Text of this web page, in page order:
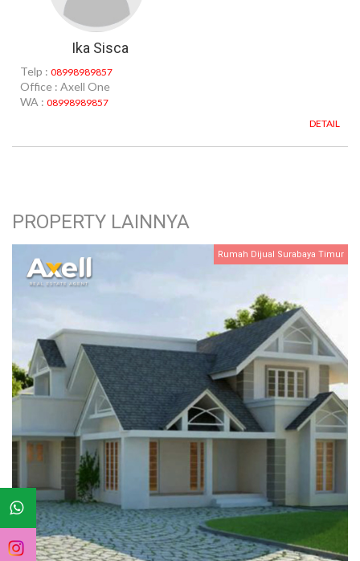
Ika Sisca
Telp : 08998989857
Office : Axell One
WA : 08998989857
DETAIL
PROPERTY LAINNYA
Rumah Dijual Surabaya Timur